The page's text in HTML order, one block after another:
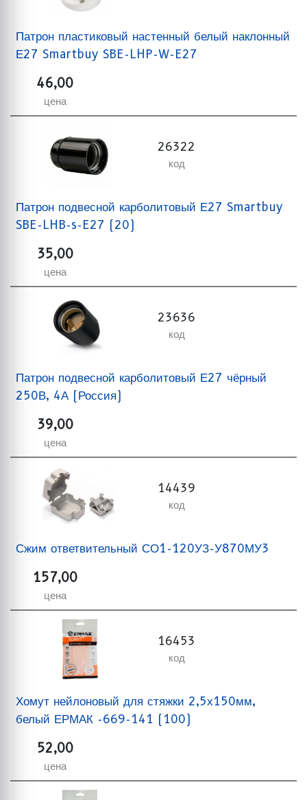
Патрон пластиковый настенный белый наклонный
Е27 Smartbuy SBE-LHP-W-E27
46,00
цена
26322
код
Патрон подвесной карболитовый Е27 Smartbuy
SBE-LHB-s-E27 (20)
35,00
цена
23636
код
Патрон подвесной карболитовый Е27 чёрный
250В, 4А (Россия)
39,00
цена
14439
код
Сжим ответвительный СО1-120УЗ-У870МУ3
157,00
цена
16453
код
Хомут нейлоновый для стяжки 2,5х150мм,
белый ЕРМАК -669-141 (100)
52,00
цена